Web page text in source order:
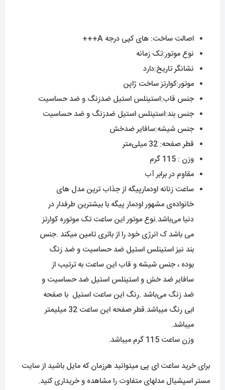
جنس شیشه:سافایر ضدخش
قطر صفحه: 32 میلی‌متر
وزن : 115 گرم
مقاوم در برابر آب
ساعت زنانه اودمارپیگه از جذاب ترین مدل های
خانواده‌ی مشهور اودمار پیگه با بیشترین طرفدار در
دنیا می‌باشد.نوع موتور این ساعت تک موتوره کوارتز
می باشد ک انرژی خود را از باتری تامین میکند .جنس
بند نیز استینلس استیل ضد حساسیت و ضد زنگ
بوده ، جنس شیشه و قاب این ساعت به ترتیب از
سافایر ضد خش و استینلس استیل ضد حساسیت و
ضد زنگ می‌باشد .رنگ این ساعت استیل با صفحه
ابی رنگ میباشد.قطر صفحه این ساعت 32 میلیمتر
میباشد.
وزن ساعت 115 گرم میباشد.
برای خرید ساعت ای پی میتوانید هرزمان که مایل باشید از سایت
مستر اسپشیال مدلهای متفاوت را مشاهده و خریداری کنید.
برای مشاهده مدل های بیشتراینجا کلیککنید.
محصولات مرتبط